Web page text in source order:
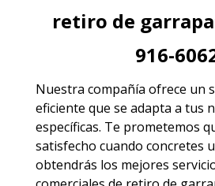
retiro de
916-
Nuestra compañía ofrece un
eficiente que se adapta a tus
específicas. Te prometemos
satisfecho cuando concretes
obtendrás los mejores